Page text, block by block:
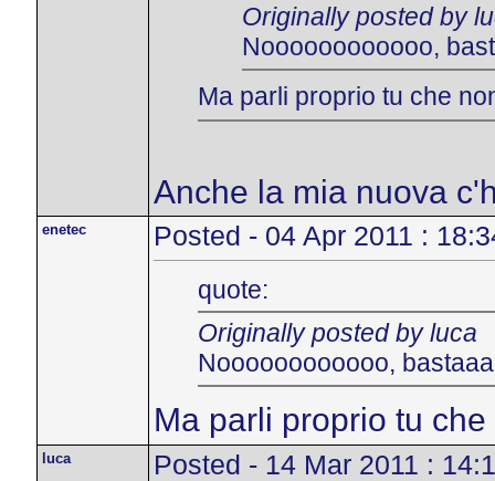
Originally posted by
Noooooooooooo,
Ma parli proprio tu che
Anche la mia nuova
enetec Posted - 04 Apr 2011 :
quote:
Originally posted by luca
Noooooooooooo,
Ma parli proprio tu
luca Posted - 14 Mar 2011 :